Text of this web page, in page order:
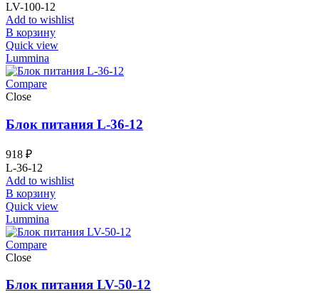
LV-100-12
Add to wishlist
В корзину
Quick view
Lummina
Compare
Close
Блок питания L-36-12
918 ₽
L-36-12
Add to wishlist
В корзину
Quick view
Lummina
Compare
Close
Блок питания LV-50-12